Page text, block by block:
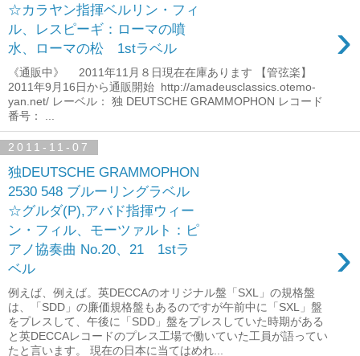
☆カラヤン指揮ベルリン・フィ
ル、レスピーギ：ローマの噴
水、ローマの松 1stラベル
›
《通販中》 2011年11月８日現在在庫あります 【管弦楽】
2011年9月16日から通販開始 http://amadeusclassics.otemo-
yan.net/ レーベル： 独 DEUTSCHE GRAMMOPHON レコード
番号： ...
2011-11-07
独DEUTSCHE GRAMMOPHON
2530 548 ブルーリングラベル
☆グルダ(P),アバド指揮ウィー
ン・フィル、モーツァルト：ピ
アノ協奏曲 No.20、21 1stラ
ベル
›
例えば、例えば。英DECCAのオリジナル盤「SXL」の規格盤
は、「SDD」の廉価規格盤もあるのですが午前中に「SXL」盤
をプレスして、午後に「SDD」盤をプレスしていた時期がある
と英DECCAレコードのプレス工場で働いていた工員が語ってい
たと言います。 現在の日本に当てはめれ...